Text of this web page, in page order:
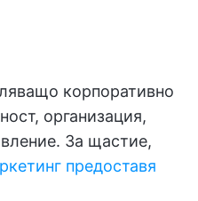
корпоративно
организация,
За щастие,
предоставя